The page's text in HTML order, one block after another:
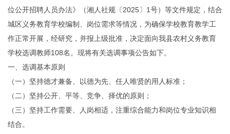
位公开招聘人员办法》（湘人社规〔2025〕1号）等文件规定，结合
城区义务教育学校编制、岗位需求等情况，为确保学校教育教学工
作正常开展，经研究，并报上级批准，决定面向我县农村义务教育
学校选调教师108名。现将有关选调事项公告如下。
一、选调基本原则
（一）坚持德才兼备、以德为先、任人唯贤的用人标准；
（二）坚持公开、平等、竞争、择优的原则；
（三）坚持工作需要、人岗相适，注重综合能力和岗位专业知识相
结合。